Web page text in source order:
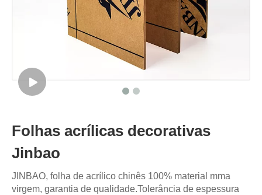
Folhas acrílicas decorativas
Jinbao
JINBAO, folha de acrílico chinês 100% material mma
virgem, garantia de qualidade.Tolerância de espessura